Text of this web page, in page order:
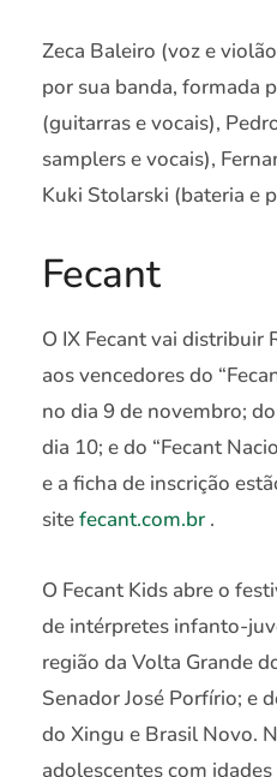
Zeca Baleiro (voz e
por sua banda, formada
(guitarras e vocais),
samplers e vocais),
Kuki Stolarski (bateria e
Fecant
O IX Fecant vai distribuir
aos vencedores do
no dia 9 de novembro;
dia 10; e do “Fecant
e a ficha de inscrição
sitefecant.com.br .
O Fecant Kids abre o
de intérpretes infanto-
região da Volta Grande
Senador José Porfírio; e
do Xingu e Brasil Novo.
adolescentes com